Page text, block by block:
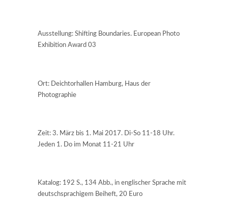
Ausstellung: Shifting Boundaries. European Photo
Exhibition Award 03
Ort: Deichtorhallen Hamburg, Haus der
Photographie
Zeit: 3. März bis 1. Mai 2017. Di-So 11-18 Uhr.
Jeden 1. Do im Monat 11-21 Uhr
Katalog: 192 S., 134 Abb., in englischer Sprache mit
deutschsprachigem Beiheft, 20 Euro